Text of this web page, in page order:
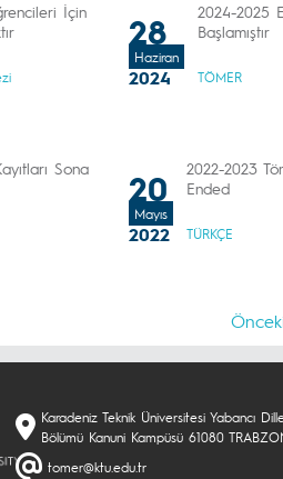
İçin
28
Haziran
2024
2024-2025
Başlamıştır
TÖMER
Sona
20
Mayıs
2022
2022-2023
Ended
TÜRKÇE
Karadeniz Teknik Üniversitesi Yabancı
Bölümü Kanuni Kampüsü 61080
tomer@ktu.edu.tr